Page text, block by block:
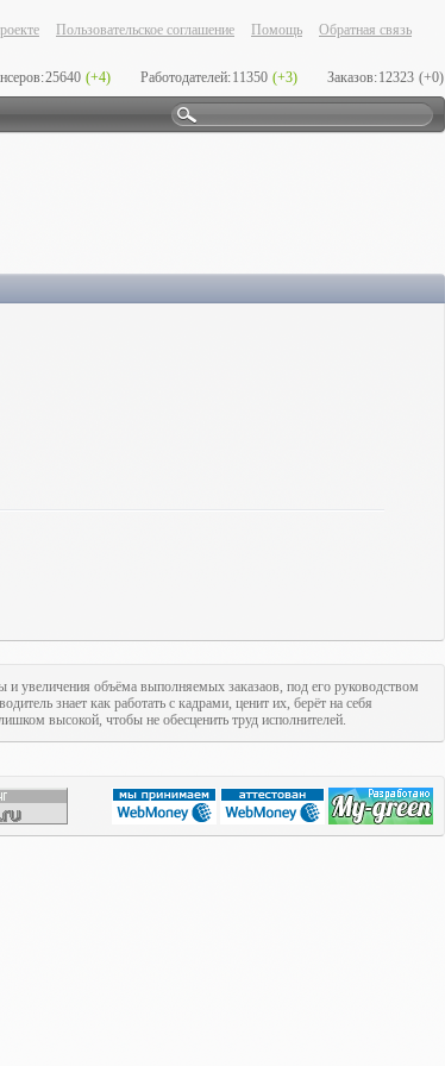
Пользовательское соглашение Помощь Обратная связь
25640 (+4) Работодателей:11350 (+3) Заказов:12323 (+0)
и увеличения объёма выполняемых заказаов, под его руководством
знает как работать с кадрами, ценит их, берёт на себя
высокой, чтобы не обесценить труд исполнителей.